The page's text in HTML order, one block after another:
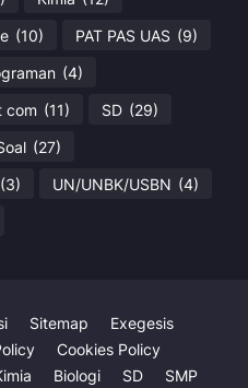
(10) PAT PAS UAS (9)
(4)
com (11) SD (29)
(27)
(3) UN/UNBK/USBN (4)
Sitemap
Exegesis
Cookies Policy
Biologi SD SMP